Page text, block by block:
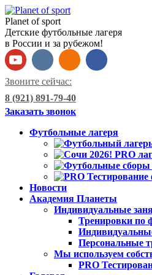
Planet of sport
Детские футбольные лагеря
в России и за рубежом!
Звоните сейчас:
8 (921) 891-79-40
Заказать звонок
Футбольные лагеря
Новости
Академия Планеты
Индивидуальные
Тренировки по
Персональные
Мы используем
PRO